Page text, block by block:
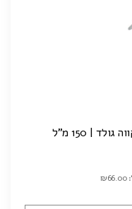
| 150 מ"ל